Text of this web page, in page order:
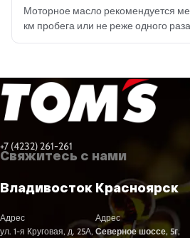
Моторное масло рекомендуется
км пробега или не реже одного
+7 (4232) 261-261
Свяжитесь с нами
Владивосток
Адрес
ул. 1-я Круговая, д. 25А,
Красноярск
Адрес
Северное шоссе, 5г,